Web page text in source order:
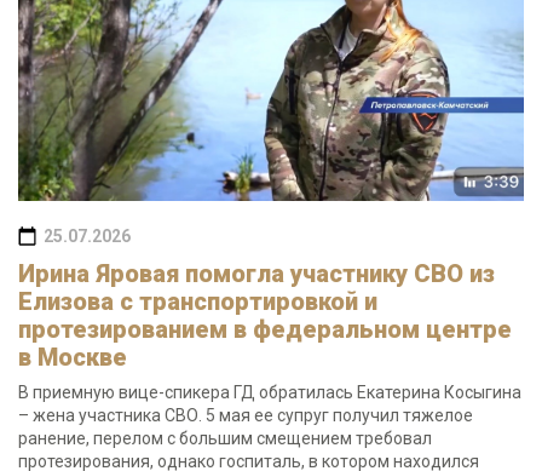
25.07.2026
Ирина Яровая помогла участнику СВО из
Елизова с транспортировкой и
протезированием в федеральном центре
в Москве
В приемную вице-спикера ГД обратилась Екатерина Косыгина
– жена участника СВО. 5 мая ее супруг получил тяжелое
ранение, перелом с большим смещением требовал
протезирования, однако госпиталь, в котором находился